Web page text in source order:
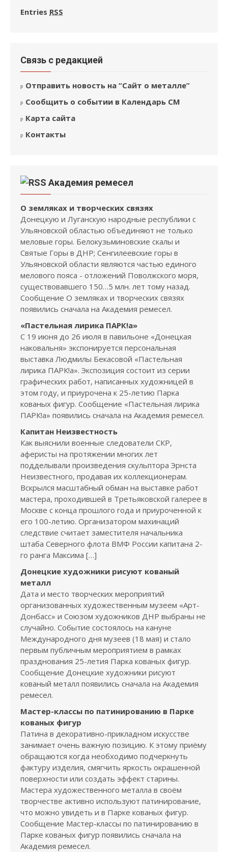
Entries RSS
Связь с редакцией
Отправить новость на “Сайт о металле”
Сообщить о событии в Календарь СМ
Карта сайта
Контакты
Академия ремесел
О земляках и творческих связях
Донецкую и Луганскую народные республики с
Ульяновской областью объединяют не только
меловые горы. Белокузьминовские скалы и
Святые Горы в ДНР; Сенгилеевские горы в
Ульяновской области являются частью единого
мелового пояса - отложений Поволжского моря,
существовавшего 150…5 млн. лет тому назад.
Сообщение О земляках и творческих связях
появились сначала на Академия ремесел.
«Пастельная лирика ПАРК!а»
С 19 июня до 26 июля в павильоне «Донецкая
наковальня» экспонируется персональная
выставка Людмилы Бекасовой «Пастельная
лирика ПАРК!а». Экспозиция состоит из серии
графических работ, написанных художницей в
этом году, и приурочена к 25-летию Парка
кованых фигур. Сообщение «Пастельная лирика
ПАРК!а» появились сначала на Академия ремесел.
Капитан Неизвестность
Как выяснили военные следователи СКР,
аферисты на протяжении многих лет
подделывали произведения скульптора Эрнста
Неизвестного, продавая их коллекционерам.
Вскрылся масштабный обман на выставке работ
мастера, проходившей в Третьяковской галерее в
Москве с конца прошлого года и приуроченной к
его 100-летию. Организатором махинаций
следствие считает заместителя начальника
штаба Северного флота ВМФ России капитана 2-
го ранга Максима […]
Донецкие художники рисуют кованый
металл
Дата и место творческих мероприятий
организованных художественным музеем «Арт-
Донбасс» и Союзом художников ДНР выбраны не
случайно. Событие состоялось на кануне
Международного дня музеев (18 мая) и стало
первым публичным мероприятием в рамках
празднования 25-летия Парка кованых фигур.
Сообщение Донецкие художники рисуют
кованый металл появились сначала на Академия
ремесел.
Мастер-классы по патинированию в Парке
кованых фигур
Патина в декоративно-прикладном искусстве
занимает очень важную позицию. К этому приёму
обращаются когда необходимо подчеркнуть
фактуру изделия, смягчить яркость окрашенной
поверхности или создать эффект старины.
Мастера художественного металла в своём
творчестве активно используют патинирование,
что можно увидеть и в Парке кованых фигур.
Сообщение Мастер-классы по патинированию в
Парке кованых фигур появились сначала на
Академия ремесел.